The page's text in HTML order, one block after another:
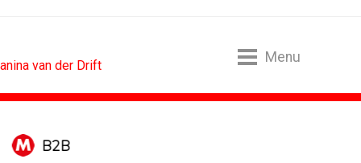
van der Drift
Menu
B2B